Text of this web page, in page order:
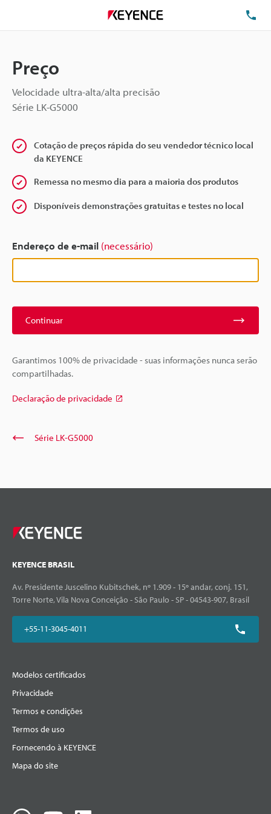
Preço
Velocidade ultra-alta/alta precisão
Série LK-G5000
Cotação de preços rápida do seu vendedor técnico local
da KEYENCE
Remessa no mesmo dia para a maioria dos produtos
Disponíveis demonstrações gratuitas e testes no local
Endereço de e-mail (necessário)
Continuar
Garantimos 100% de privacidade - suas informações nunca serão
compartilhadas.
Declaração de privacidade
Série LK-G5000
KEYENCE BRASIL
Av. Presidente Juscelino Kubitschek, nº 1.909 - 15º andar, conj. 151,
Torre Norte, Vila Nova Conceição - São Paulo - SP - 04543-907, Brasil
+55-11-3045-4011
Modelos certificados
Privacidade
Termos e condições
Termos de uso
Fornecendo à KEYENCE
Mapa do site